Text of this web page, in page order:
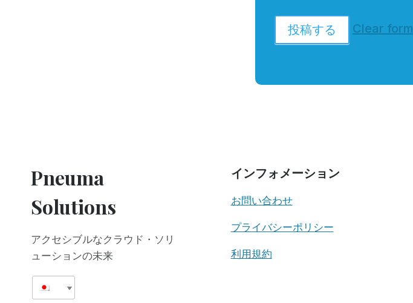
投稿する Clear form
Pneuma
Solutions
アクセシブルなクラウド・ソリ
ューションの未来
インフォメーション
お問い合わせ
プライバシーポリシー
利用規約